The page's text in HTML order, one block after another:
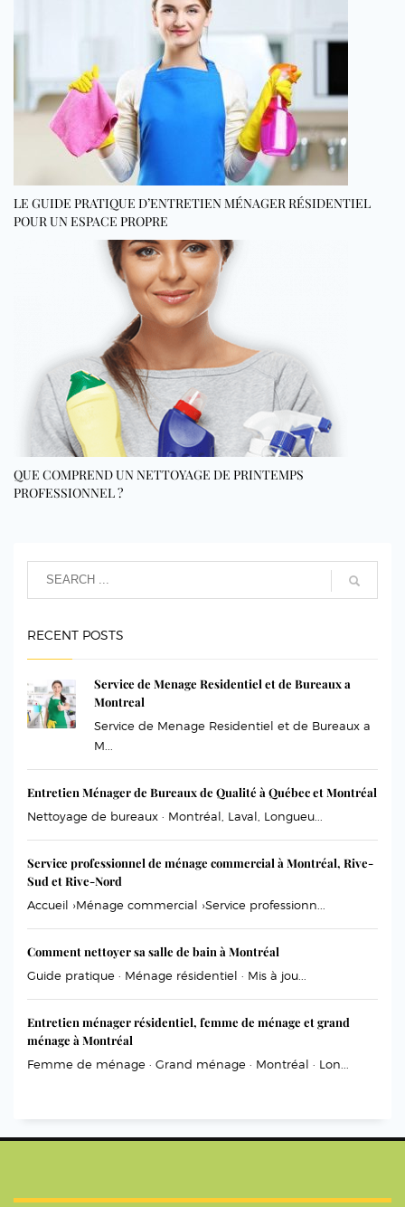
LE GUIDE PRATIQUE D’ENTRETIEN MÉNAGER RÉSIDENTIEL
POUR UN ESPACE PROPRE
QUE COMPREND UN NETTOYAGE DE PRINTEMPS
PROFESSIONNEL ?
RECENT POSTS
Service de Menage Residentiel et de Bureaux a
Montreal
Service de Menage Residentiel et de Bureaux a
M...
Entretien Ménager de Bureaux de Qualité à Québec et Montréal
Nettoyage de bureaux · Montréal, Laval, Longueu...
Service professionnel de ménage commercial à Montréal, Rive-
Sud et Rive-Nord
Accueil ›Ménage commercial ›Service professionn...
Comment nettoyer sa salle de bain à Montréal
Guide pratique · Ménage résidentiel · Mis à jou...
Entretien ménager résidentiel, femme de ménage et grand
ménage à Montréal
Femme de ménage · Grand ménage · Montréal · Lon...